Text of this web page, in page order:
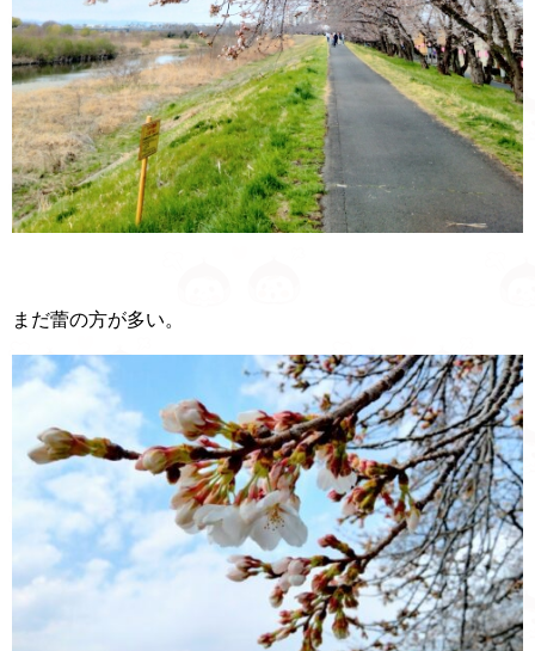
まだ蕾の方が多い。